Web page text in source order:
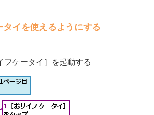
タイを使えるようにする
フケータイ］を起動する